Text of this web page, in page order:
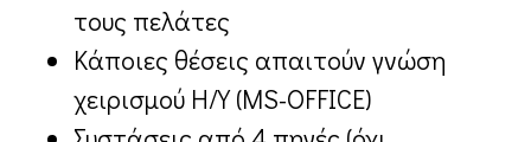
τους πελάτες
Κάποιες θέσεις απαιτούν γνώση
χειρισμού Η/Υ (MS-OFFICE)